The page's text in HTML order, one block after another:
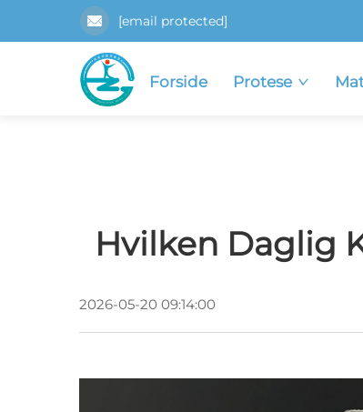
[email protected]
Forside Protese
Hvilken Daglig
2026-05-20 09:14:00